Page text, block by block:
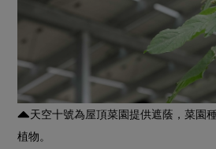
天空十號為屋頂菜園提供遮蔭，菜園
植物。